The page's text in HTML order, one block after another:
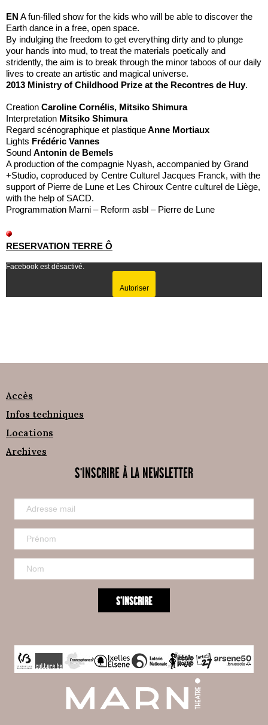
EN A fun-filled show for the kids who will be able to discover the
Earth dance in a free, open space.
By indulging the freedom to get everything dirty and to plunge
your hands into mud, to treat the materials poetically and
stridently, the aim is to break through the minor taboos of our daily
lives to create an artistic and magical universe.
2013 Ministry of Childhood Prize at the Recontres de Huy.
Creation Caroline Cornélis, Mitsiko Shimura
Interpretation Mitsiko Shimura
Regard scénographique et plastiqueAnne Mortiaux
Lights Frédéric Vannes
Sound Antonin de Bemels
A production of the compagnie Nyash, accompanied by Grand
+Studio, coproduced by Centre Culturel Jacques Franck, with the
support of Pierre de Lune et Les Chiroux Centre culturel de Liège,
with the help of SACD.
Programmation Marni – Reform asbl – Pierre de Lune
RESERVATION TERRE Ô
Facebook est désactivé.
Autoriser
Accès
Infos techniques
Locations
Archives
S'INSCRIRE À LA NEWSLETTER